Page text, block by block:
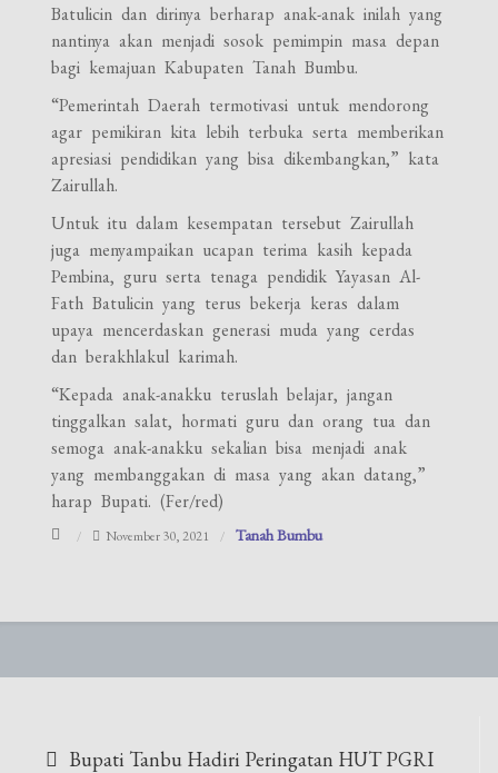
Batulicin dan dirinya berharap anak-anak inilah yang
nantinya akan menjadi sosok pemimpin masa depan
bagi kemajuan Kabupaten Tanah Bumbu.
“Pemerintah Daerah termotivasi untuk mendorong
agar pemikiran kita lebih terbuka serta memberikan
apresiasi pendidikan yang bisa dikembangkan,” kata
Zairullah.
Untuk itu dalam kesempatan tersebut Zairullah
juga menyampaikan ucapan terima kasih kepada
Pembina, guru serta tenaga pendidik Yayasan Al-
Fath Batulicin yang terus bekerja keras dalam
upaya mencerdaskan generasi muda yang cerdas
dan berakhlakul karimah.
“Kepada anak-anakku teruslah belajar, jangan
tinggalkan salat, hormati guru dan orang tua dan
semoga anak-anakku sekalian bisa menjadi anak
yang membanggakan di masa yang akan datang,”
harap Bupati. (Fer/red)
November 30, 2021 Tanah Bumbu
Bupati Tanbu Hadiri Peringatan HUT PGRI